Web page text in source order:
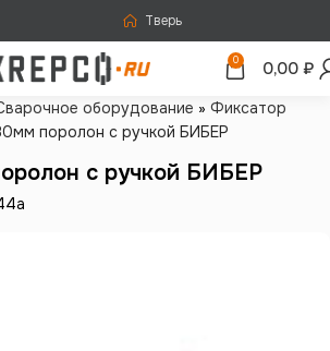
Тверь
0 0,00 ₽
оборудование » Фиксатор
поролон с ручкой БИБЕР
с ручкой БИБЕР